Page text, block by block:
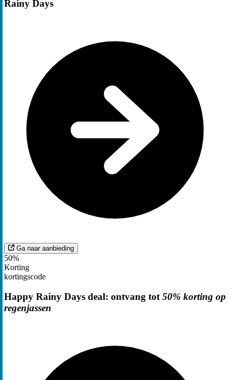
Rainy Days
Ga naar aanbieding
50%
Korting
kortingscode
Happy Rainy Days deal: ontvang tot 50% korting op
regenjassen